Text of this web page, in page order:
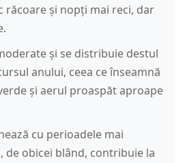
răcoare și nopți mai reci, dar
și se distribuie destul
anului, ceea ce înseamnă
și aerul proaspăt aproape
cu perioadele mai
de obicei blând, contribuie la